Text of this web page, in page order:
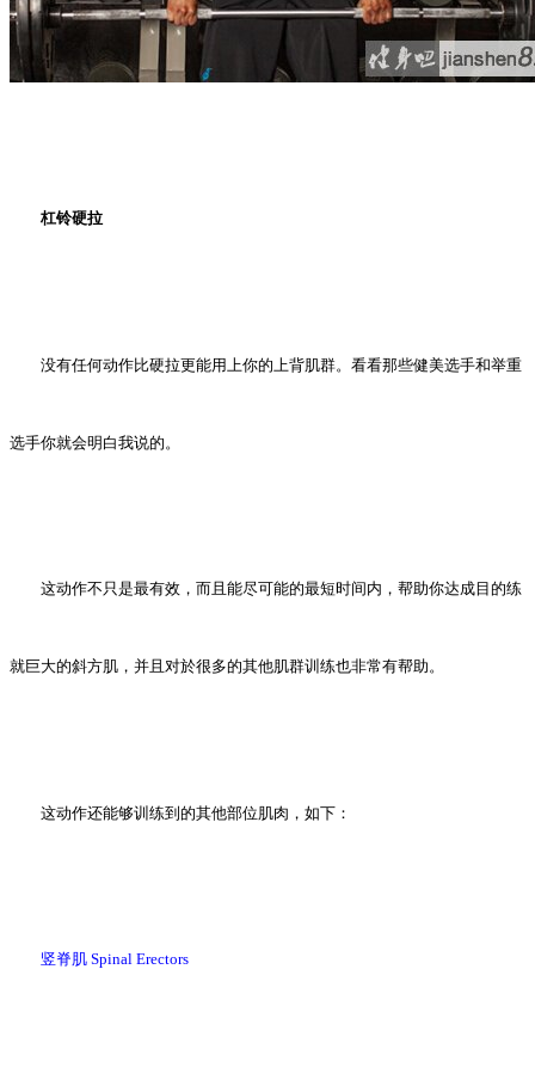
杠铃硬拉
没有任何动作比硬拉更能用上你的上背肌群。看看那些健美选手和举重
选手你就会明白我说的。
这动作不只是最有效，而且能尽可能的最短时间内，帮助你达成目的练
就巨大的斜方肌，并且对於很多的其他肌群训练也非常有帮助。
这动作还能够训练到的其他部位肌肉，如下：
竖脊肌 Spinal Erectors